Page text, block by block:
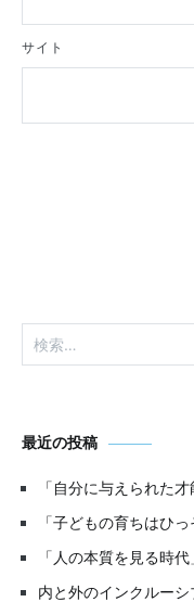
サイト
検
索:
最近の投稿
「自分に与えられた
「子どもの育ちはひっ
「人の本質を見る時代
内と外のインクルーシ